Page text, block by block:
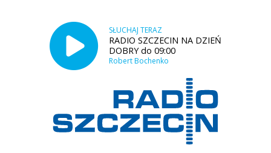
SŁUCHAJ TERAZ
RADIO SZCZECIN NA DZIEŃ
DOBRY do 09:00
Robert Bochenko